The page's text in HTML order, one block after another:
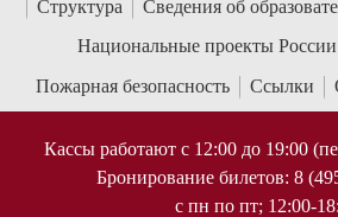
Структура
Сведения об
Национальные проекты России
Пожарная безопасность
Ссылки
Кассы работают с 12:00 до 19:00
Бронирование билетов: 8
с пн по пт; 12:00-